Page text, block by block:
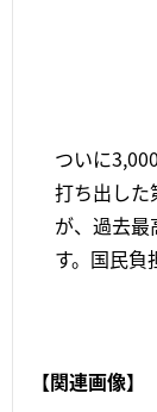
ついに
打ち出した
が、過去
す。国民負
【関連画像】